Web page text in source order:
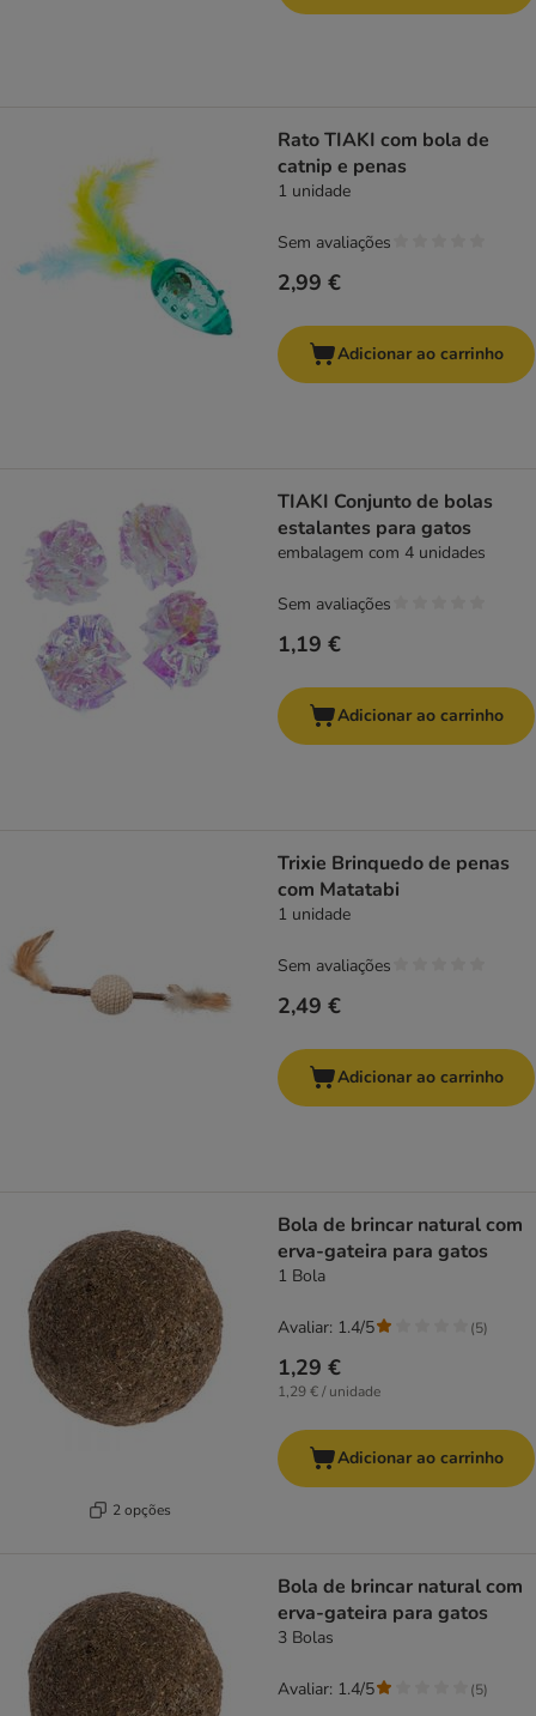
Rato TIAKI com bola de
catnip e penas
1 unidade
2,99 €
Sem avaliações
Adicionar ao carrinho
TIAKI Conjunto de bolas
estalantes para gatos
embalagem com 4 unidades
1,19 €
Sem avaliações
Adicionar ao carrinho
Trixie Brinquedo de penas
com Matatabi
1 unidade
2,49 €
Sem avaliações
Adicionar ao carrinho
2 opções
Bola de brincar natural com
erva-gateira para gatos
1 Bola
1,29 €
1,29 € / unidade
Avaliar: 1.4/5 (5)
Adicionar ao carrinho
Bola de brincar natural com
erva-gateira para gatos
3 Bolas
Avaliar: 1.4/5 (5)